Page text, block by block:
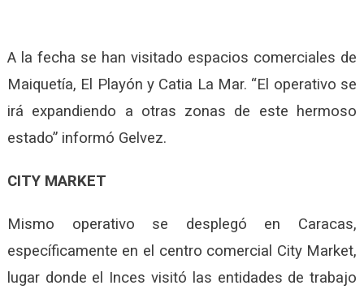
A la fecha se han visitado espacios comerciales de
Maiquetía, El Playón y Catia La Mar. “El operativo se
irá expandiendo a otras zonas de este hermoso
estado” informó Gelvez.
CITY MARKET
Mismo operativo se desplegó en Caracas,
específicamente en el centro comercial City Market,
lugar donde el Inces visitó las entidades de trabajo